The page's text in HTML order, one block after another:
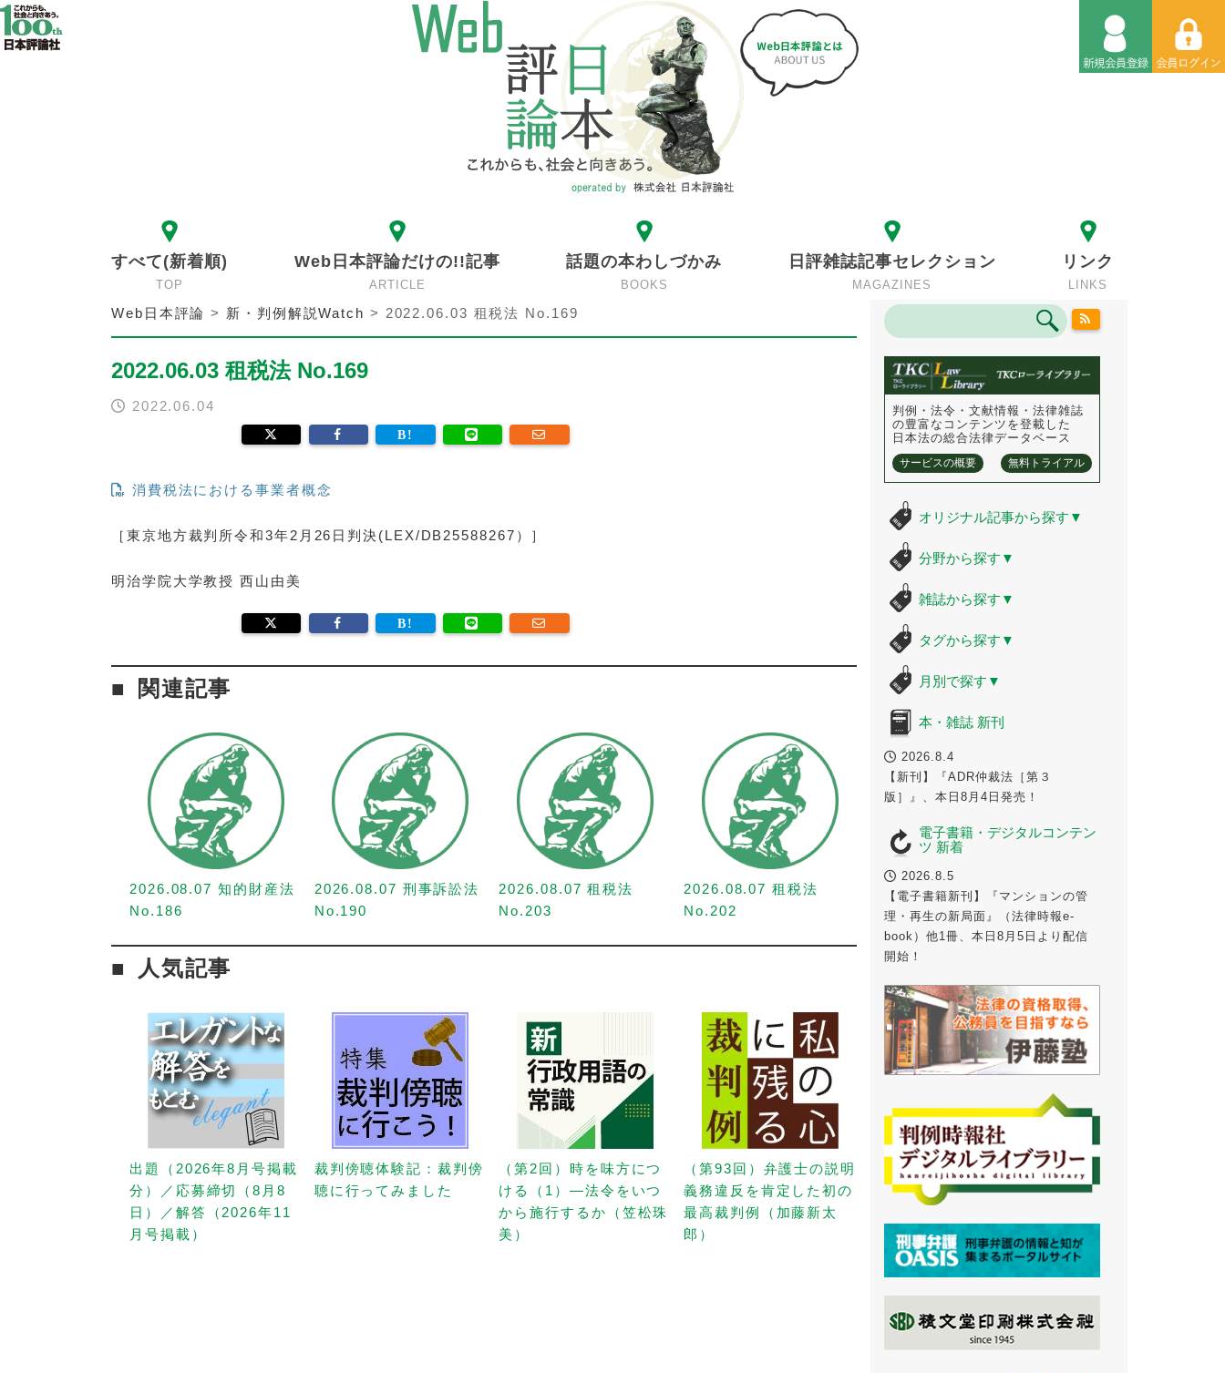
すべて(新着順)
TOP
Web日本評論だけの!!記事
ARTICLE
話題の本わしづかみ
BOOKS
日評雑誌記事セレクション
MAGAZINES
リンク
LINKS
Web日本評論 > 新・判例解説Watch > 2022.06.03 租税法 No.169
2022.06.03 租税法 No.169
2022.06.04
消費税法における事業者概念
［東京地方裁判所令和3年2月26日判決(LEX/DB25588267）］
明治学院大学教授 西山由美
関連記事
2026.08.07 知的財産法
No.186
2026.08.07 刑事訴訟法
No.190
2026.08.07 租税法
No.203
2026.08.07 租税法
No.202
人気記事
出題（2026年8月号掲載
分）／応募締切（8月8
日）／解答（2026年11
月号掲載）
裁判傍聴体験記：裁判傍
聴に行ってみました
（第2回）時を味方につ
ける（1）—法令をいつ
から施行するか（笠松珠
美）
（第93回）弁護士の説明
義務違反を肯定した初の
最高裁判例（加藤新太
郎）
判例・法令・文献情報・法律雑誌
の豊富なコンテンツを登載した
日本法の総合法律データベース
サービスの概要 無料トライアル
オリジナル記事から探す ▼
分野から探す ▼
雑誌から探す ▼
タグから探す ▼
月別で探す ▼
本・雑誌 新刊
2026.8.4
【新刊】『ADR仲裁法［第３
版］』、本日8月4日発売！
電子書籍・デジタルコンテン
ツ 新着
2026.8.5
【電子書籍新刊】『マンションの管
理・再生の新局面』（法律時報e-
book）他1冊、本日8月5日より配信
開始！